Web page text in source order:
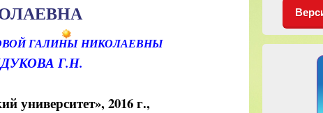
ГАЛИНЫ НИКОЛАЕВНЫ
Г.Н.
университет», 2016 г.,